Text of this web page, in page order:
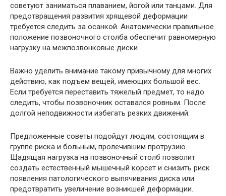
советуют заниматься плаванием, йогой или танцами. Для
предотвращения развития хрящевой деформации
требуется следить за осанкой. Анатомически правильное
положение позвоночного столба обеспечит равномерную
нагрузку на межпозвонковые диски.
Важно уделить внимание такому привычному для многих
действию, как подъем вещей, имеющих большой вес.
Если требуется переставить тяжелый предмет, то надо
следить, чтобы позвоночник оставался ровным. После
долгой неподвижности избегать резких движений.
Предложенные советы подойдут людям, состоящим в
группе риска и больным, пролечившим протрузию.
Щадящая нагрузка на позвоночный столб позволит
создать естественный мышечный корсет и снизить риск
появления патологического выпячивания диска или
предотвратить увеличение возникшей деформации.